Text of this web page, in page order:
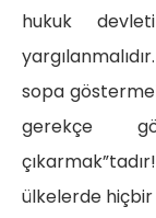
hukuk
sopa
gerekçe
ülkelerde